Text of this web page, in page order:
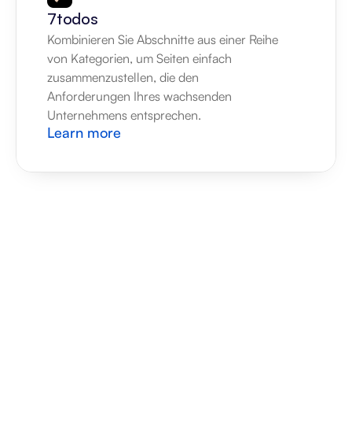
7todos
Kombinieren Sie Abschnitte aus einer Reihe
von Kategorien, um Seiten einfach
zusammenzustellen, die den
Anforderungen Ihres wachsenden
Unternehmens entsprechen.
Learn more